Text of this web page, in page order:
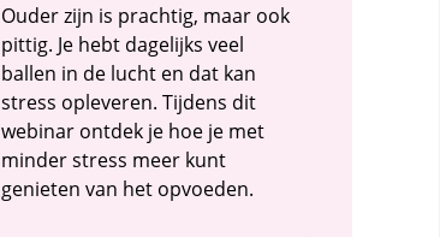
Ouder zijn is prachtig, maar ook
pittig. Je hebt dagelijks veel
ballen in de lucht en dat kan
stress opleveren. Tijdens dit
webinar ontdek je hoe je met
minder stress meer kunt
genieten van het opvoeden.